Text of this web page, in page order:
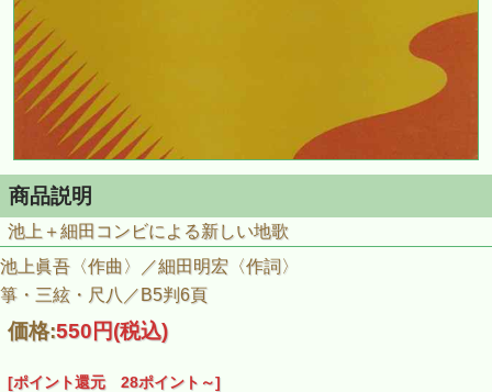
商品説明
池上＋細田コンビによる新しい地歌
池上眞吾〈作曲〉／細田明宏〈作詞〉
箏・三絃・尺八／B5判6頁
価格:550円(税込)
[ポイント還元 28ポイント～]